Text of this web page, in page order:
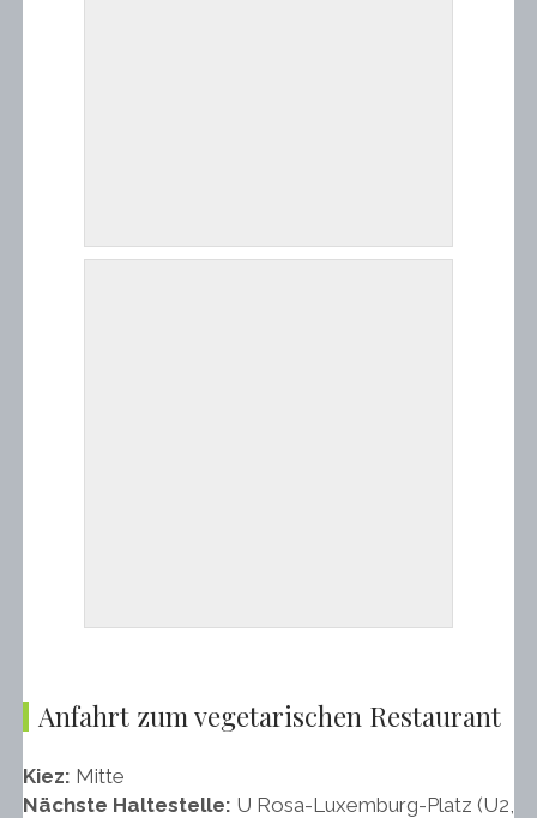
Anfahrt zum vegetarischen Restaurant
Kiez: Mitte
Nächste Haltestelle: U Rosa-Luxemburg-Platz (U2,